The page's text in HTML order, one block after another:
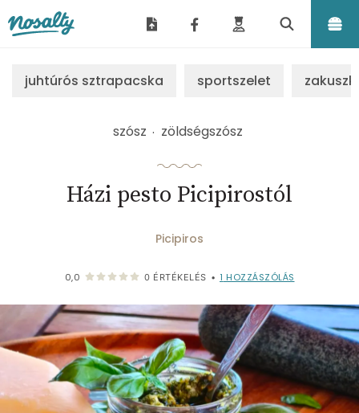
juhtúrós sztrapacska sportszelet
szósz zöldségszósz
Házi pesto Picipirostól
Picipiros
0,0 0 ÉRTÉKELÉS • 1 HOZZÁSZÓLÁS